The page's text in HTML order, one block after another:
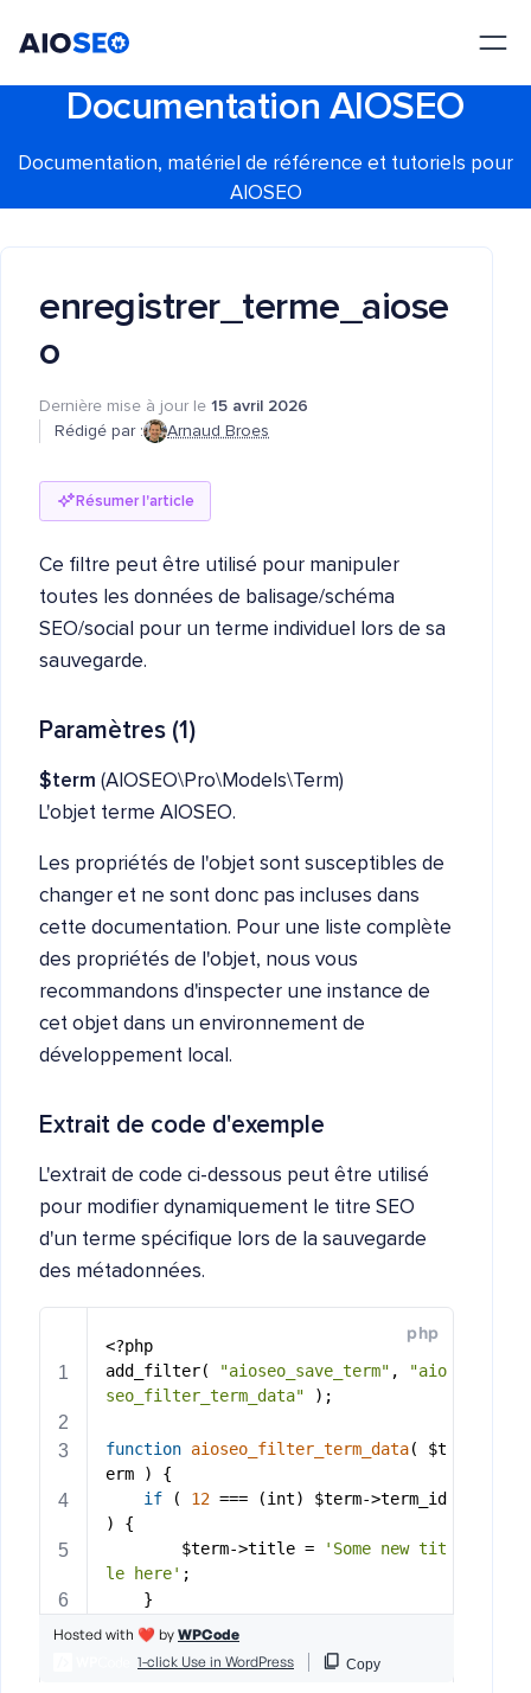
Documentation AIOSEO
Documentation, matériel de référence et tutoriels pour
AIOSEO
enregistrer_terme_aiose
o
Dernière mise à jour le 15 avril 2026
Rédigé par :
Arnaud Broes
Résumer l'article
Ce filtre peut être utilisé pour manipuler
toutes les données de balisage/schéma
SEO/social pour un terme individuel lors de sa
sauvegarde.
Paramètres (1)
$term (AIOSEO\Pro\Models\Term)
L'objet terme AIOSEO.
Les propriétés de l'objet sont susceptibles de
changer et ne sont donc pas incluses dans
cette documentation. Pour une liste complète
des propriétés de l'objet, nous vous
recommandons d'inspecter une instance de
cet objet dans un environnement de
développement local.
Extrait de code d'exemple
L'extrait de code ci-dessous peut être utilisé
pour modifier dynamiquement le titre SEO
d'un terme spécifique lors de la sauvegarde
des métadonnées.